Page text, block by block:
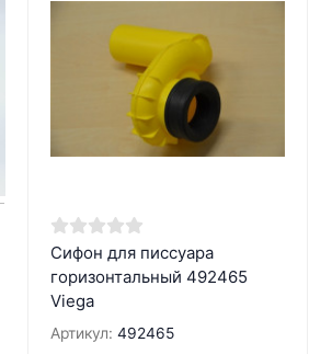
Сифон для писсуара
горизонтальный 492465
Viega
Артикул: 492465